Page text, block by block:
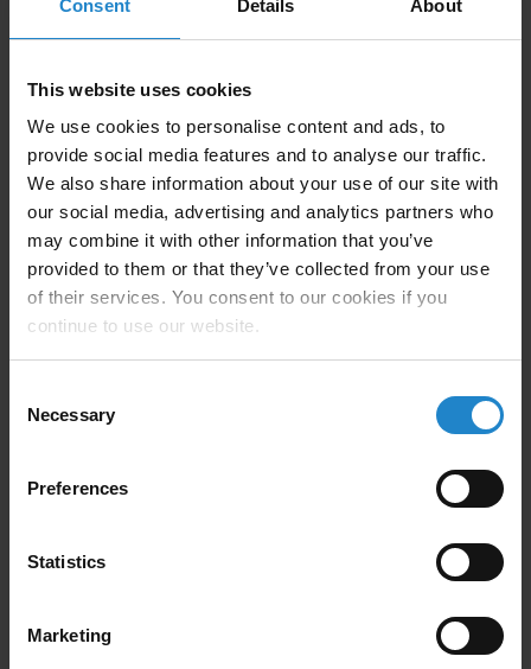
Consent Details About
This website uses cookies
We use cookies to personalise content and ads, to
provide social media features and to analyse our traffic.
We also share information about your use of our site with
our social media, advertising and analytics partners who
may combine it with other information that you’ve
provided to them or that they’ve collected from your use
of their services. You consent to our cookies if you
continue to use our website.
Selection
Necessary
Preferences
Statistics
Marketing
dziesiątki milionów gotowych produktów i
dystrybuować półprodukty, wykonując następujące
Krok 1: Materiały są pakowane i ładowane
Krok 2: Oczekiwanie na zaparkowanie pojazdu
transportowego (VL-make)
Krok 3: Następnie wydawane jest zamówienie, a
pojazdy MiR AMR poruszają się i nawigują
autonomicznie, zatrzymują się i automatycznie
Krok 4: Moduły MiR AMR automatycznie otwierają i
zamykają drzwi windy za pomocą wbudowanych
piętrami i transportują materiały i wyroby gotowe
Krok 5: Po zakończeniu transportu materiałów, AMR
odbierają puste wózki i wracają do stacji pakowania,
aby powtórzyć zadania dla następnej partii.